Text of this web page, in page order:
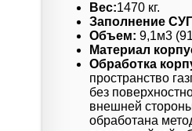
Вес:1470 кг.
Заполнение
Объем: 9,1м3
Материал
Обработка
пространство
без
внешней
обработана